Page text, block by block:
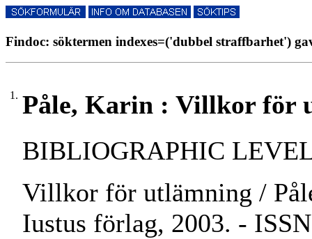
Findoc: söktermen indexes=('dubbel straffbarhet')
1. Påle, Karin : Villkor för
BIBLIOGRAPHIC
Villkor för utlämning /
Iustus förlag, 2003. -